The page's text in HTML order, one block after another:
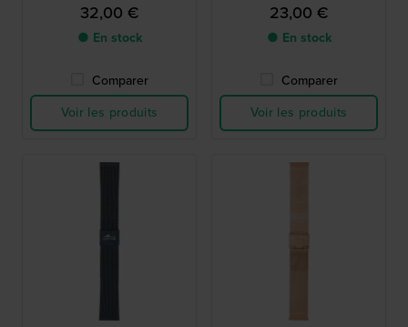
32,00 €
● En stock
Comparer
Voir les produits
23,00 €
● En stock
Comparer
Voir les produits